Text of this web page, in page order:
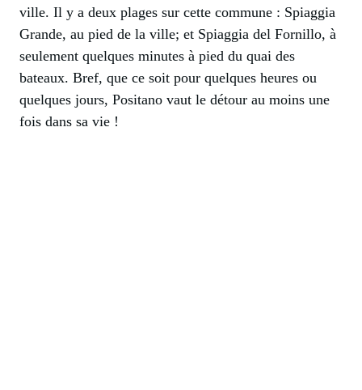
ville. Il y a deux plages sur cette commune : Spiaggia
Grande, au pied de la ville; et Spiaggia del Fornillo, à
seulement quelques minutes à pied du quai des
bateaux. Bref, que ce soit pour quelques heures ou
quelques jours, Positano vaut le détour au moins une
fois dans sa vie !